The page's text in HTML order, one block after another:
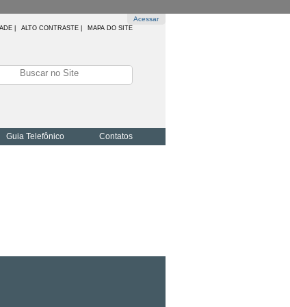
Acessar
ALTO CONTRASTE | MAPA DO SITE
Guia Telefônico Contatos